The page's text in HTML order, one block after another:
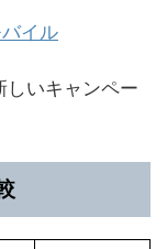
イル
いキャンペー